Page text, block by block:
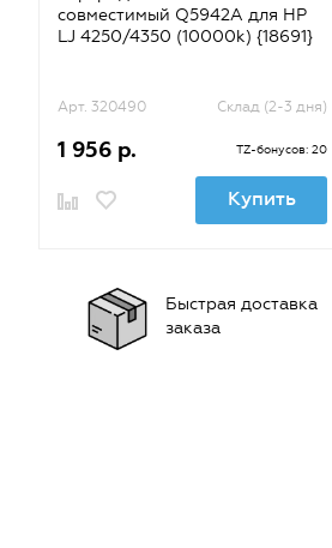
совместимый Q5942A для HP
LJ 4250/4350 (10000k) {18691}
Арт. 320490 Склад (2-3 дня)
1 956 р. TZ-бонусов: 20
Купить
Быстрая доставка
заказа